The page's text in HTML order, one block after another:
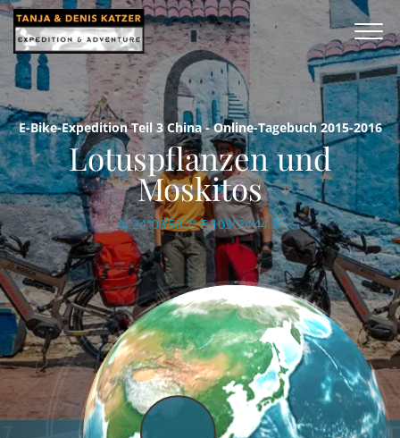
E-Bike-Expedition Teil 3 China - Online-Tagebuch 2015-2016
Lotuspflanzen und
Moskitos
N 24°06’50.2’’ E 103°24’44.3’’